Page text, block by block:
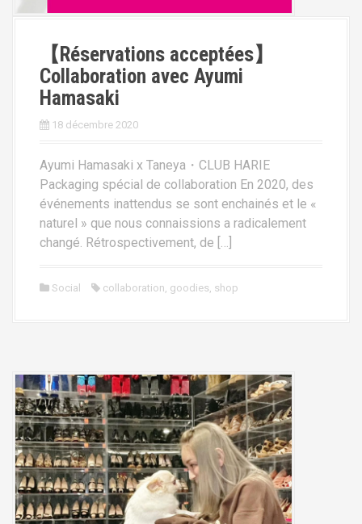
【Réservations acceptées】
Collaboration avec Ayumi
Hamasaki
18 décembre 2020
Ayumi Hamasaki x Taneya・CLUB HARIE
Packaging spécial de collaboration En 2020, des
événements inattendus se sont enchainés et le «
naturel » que nous connaissions a radicalement
changé. Rétrospectivement, de […]
Social collaboration, goodies, shop